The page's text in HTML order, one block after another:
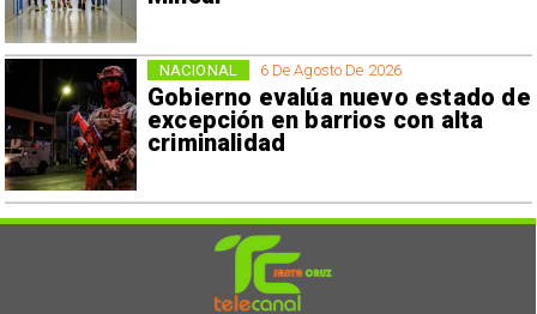
6 De Agosto De 2026
Gobierno evalúa nuevo estado de
excepción en barrios con alta
criminalidad
NACIONAL